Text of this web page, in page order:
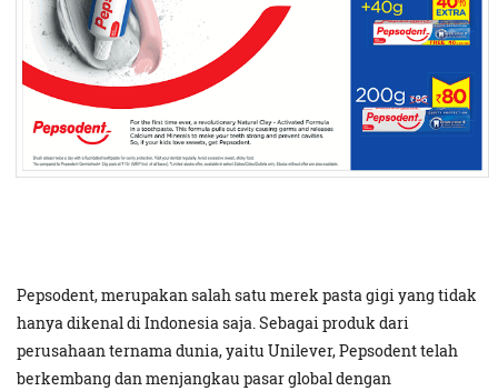
Pepsodent, merupakan salah satu merek pasta gigi yang tidak
hanya dikenal di Indonesia saja. Sebagai produk dari
perusahaan ternama dunia, yaitu Unilever, Pepsodent telah
berkembang dan menjangkau pasar global dengan